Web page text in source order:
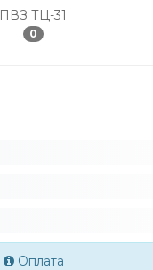
ПВЗ ТЦ-31
0
Оплата